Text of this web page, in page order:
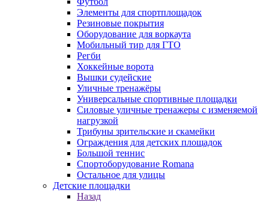
Элементы для спортплощадок
Резиновые покрытия
Оборудование для воркаута
Мобильный тир для ГТО
Регби
Хоккейные ворота
Вышки судейские
Уличные тренажёры
Универсальные спортивные площадки
Силовые уличные тренажеры с изменяемой
нагрузкой
Трибуны зрительские и скамейки
Ограждения для детских площадок
Большой теннис
Спортоборудование Romana
Остальное для улицы
Детские площадки
Назад